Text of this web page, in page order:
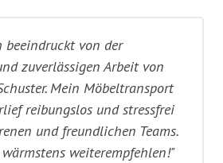
von der
zuverlässigen Arbeit von
Mein Möbeltransport
reibungslos und stressfrei
und freundlichen Teams.
weiterempfehlen!"